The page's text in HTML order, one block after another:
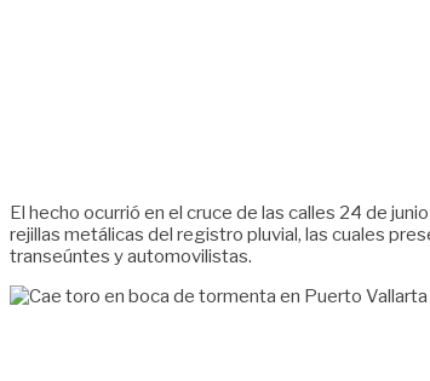
El hecho ocurrió en el cruce de las calles 24 de
rejillas metálicas del registro pluvial, las cuales
transeúntes y automovilistas.